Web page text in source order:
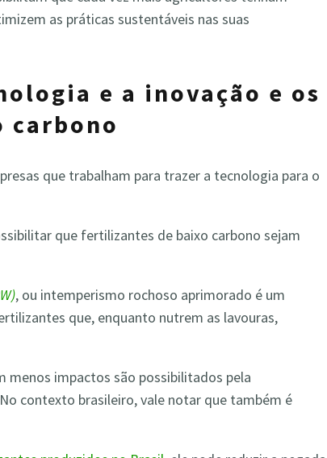
as práticas sustentáveis nas suas
e a inovação e os
que trabalham para trazer a tecnologia para o
que fertilizantes de baixo carbono sejam
, ou intemperismo rochoso aprimorado é um
que, enquanto nutrem as lavouras,
menos impactos são possibilitados pela
contexto brasileiro, vale notar que também é